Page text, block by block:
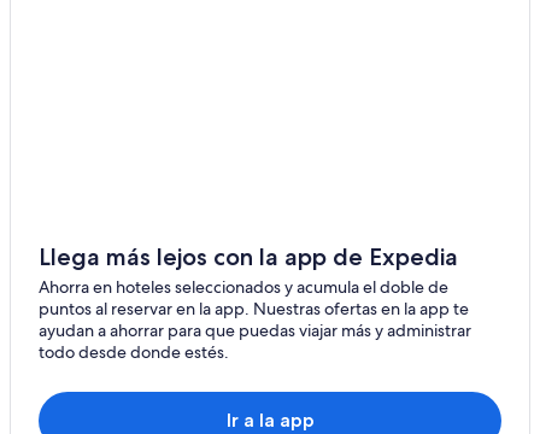
Llega más lejos con la app de Expedia
Ahorra en hoteles seleccionados y acumula el doble de
puntos al reservar en la app. Nuestras ofertas en la app te
ayudan a ahorrar para que puedas viajar más y administrar
todo desde donde estés.
Ir a la app